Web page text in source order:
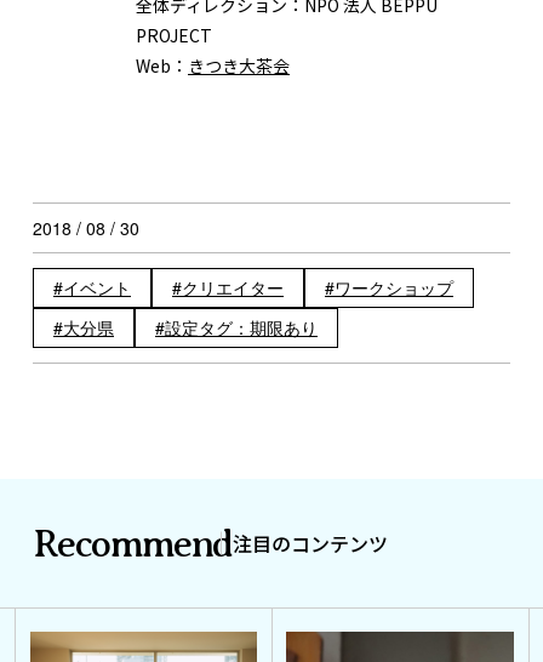
PROJECT
Web： きつき大茶会
2018 / 08 / 30
イベント クリエイター
ワークショップ
大分県
設定タグ：期限あり
Recommend注目のコンテンツ